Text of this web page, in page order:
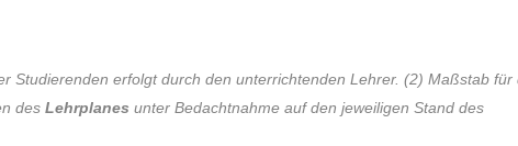
Studierenden erfolgt durch den unterrichtenden Lehrer. (2) Maßstab für
des Lehrplanes unter Bedachtnahme auf den jeweiligen Stand des